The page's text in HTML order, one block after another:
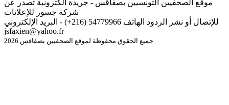
موقع الصحفيين التونسيين بصفاقس - جريدة الكترونية تصدر عن
شركة جسور للإعلانات
للإتصال أو نشر الردود الهاتف 54779966 (216+) - البريد الإلكتروني
jsfaxien@yahoo.fr
جميع الحقوق محفوظة لموقع الصحفيين بصفاقس 2026